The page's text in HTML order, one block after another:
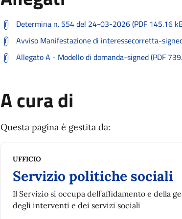
Determina n. 554 del 24-03-2026 (PDF 145.16
Avviso Manifestazione di interessecorretta-
Allegato A - Modello di domanda-signed (PDF
A cura di
Questa pagina è gestita da:
UFFICIO
Servizio politiche sociali
Il Servizio si occupa dell’affidamento e della
degli interventi e dei servizi sociali